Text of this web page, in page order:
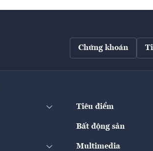
Chứng khoán
Tiêu điểm
Bất động sản
Multimedia